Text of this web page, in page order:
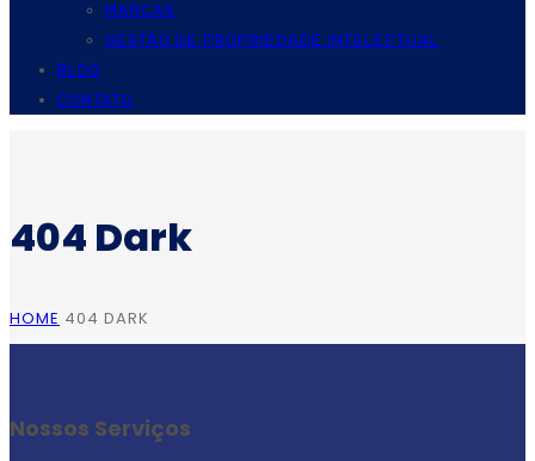
MARCAS
GESTÃO DE PROPRIEDADE INTELECTUAL
BLOG
CONTATO
404 Dark
HOME 404 DARK
Nossos Serviços